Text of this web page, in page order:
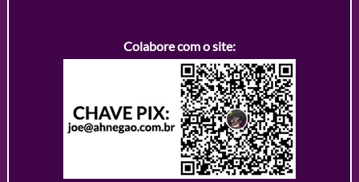
Colabore com o site: